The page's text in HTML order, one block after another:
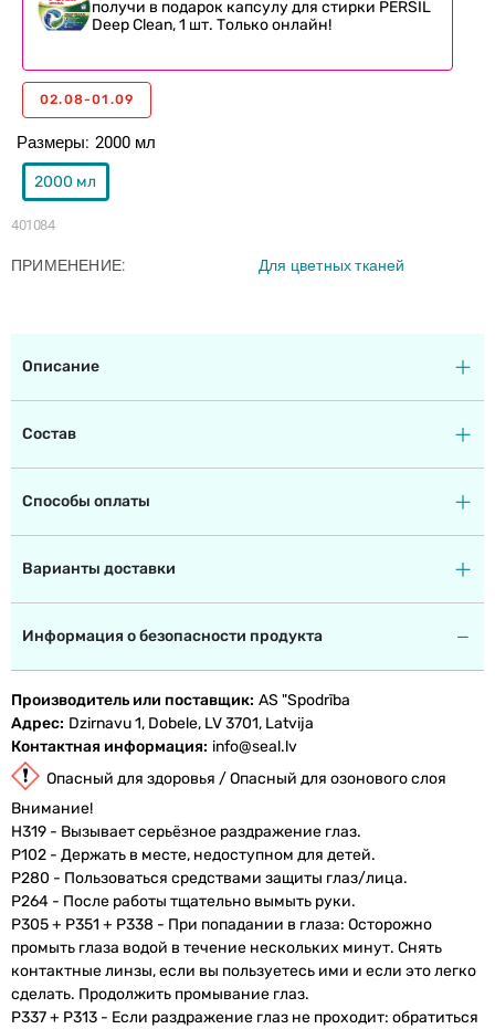
401084
Размеры 2000 мл
2000 мл
получи в подарок капсулу для стирки PERSIL
Deep Clean, 1 шт. Только онлайн!
02.08-01.09
ПРИМЕНЕНИЕ Для цветных тканей
Описание
Состав
Способы оплаты
Варианты доставки
Информация о безопасности продукта
Производитель или поставщик AS "Spodrība
Адрес Dzirnavu 1, Dobele, LV 3701, Latvija
Контактная информация info@seal.lv
Опасный для здоровья / Опасный для озонового слоя
Внимание!
H319 - Вызывает серьёзное раздражение глаз.
P102 - Держать в месте, недоступном для детей.
P280 - Пользоваться средствами защиты глаз/лица.
P264 - После работы тщательно вымыть руки.
P305 + P351 + P338 - При попадании в глаза: Осторожно
промыть глаза водой в течение нескольких минут. Снять
контактные линзы, если вы пользуетесь ими и если это легко
сделать. Продолжить промывание глаз.
P337 + P313 - Если раздражение глаз не проходит: обратиться